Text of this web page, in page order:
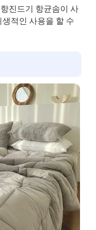
진드기 항균솜이 사
적인 사용을 할 수